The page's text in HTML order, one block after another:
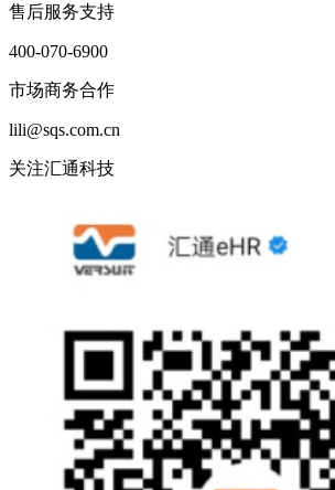
售后服务支持
400-070-6900
市场商务合作
lili@sqs.com.cn
关注汇通科技